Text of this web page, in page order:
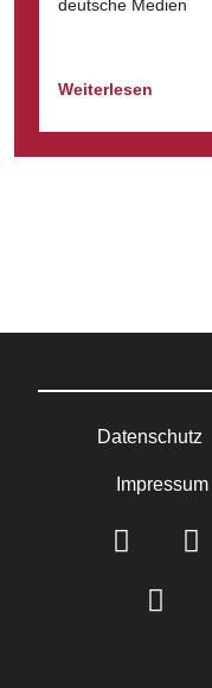
deutsche Medien
Weiterlesen
Datenschutz
Impressum